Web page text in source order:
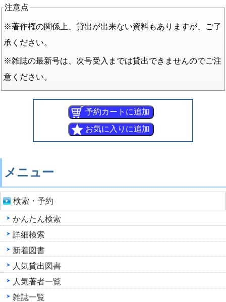
注意点
※著作権の関係上、貸出が出来ない資料もありますが、ご了
承ください。
※雑誌の最新号は、次号受入までは貸出できませんのでご注
意ください。
メニュー
検索・予約
かんたん検索
詳細検索
新着図書
人気貸出図書
人気著者一覧
雑誌一覧